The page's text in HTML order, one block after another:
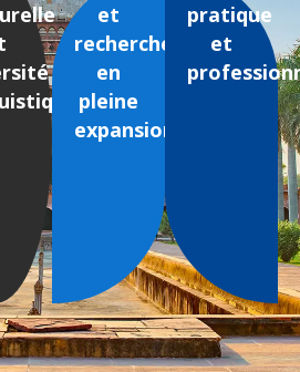
et
recherche
en
pleine
expansion
pratique
et